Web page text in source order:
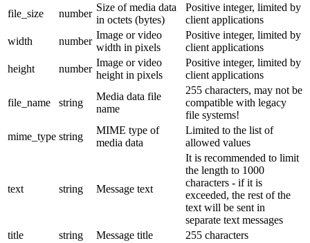
file_size
number
Size of media data
in octets (bytes)
Positive integer, limited by
client applications
width
number
Image or video
width in pixels
Positive integer, limited by
client applications
height
number
Image or video
height in pixels
Positive integer, limited by
client applications
file_name string
Media data file
name
255 characters, may not be
compatible with legacy
file systems!
mime_type string
MIME type of
media data
Limited to the list of
allowed values
text string Message text
It is recommended to limit
the length to 1000
characters - if it is
exceeded, the rest of the
text will be sent in
separate text messages
title
string Message title
255 characters